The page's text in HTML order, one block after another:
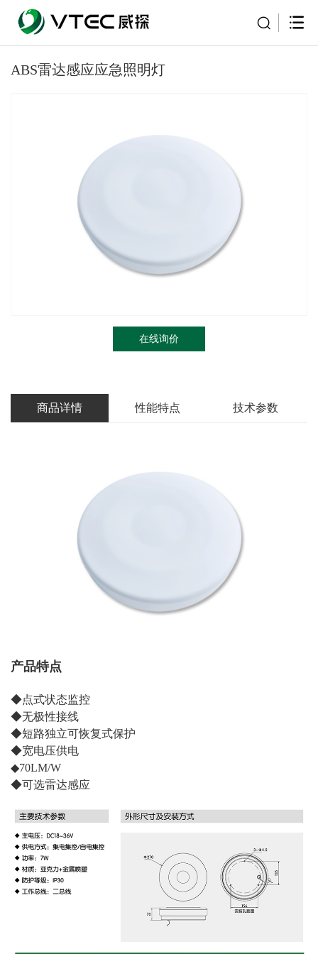
ABS雷达感应应急照明灯
在线询价
商品详情 性能特点 技术参数
产品特点
◆点式状态监控
◆无极性接线
◆短路独立可恢复式保护
◆宽电压供电
◆70LM/W
◆可选雷达感应